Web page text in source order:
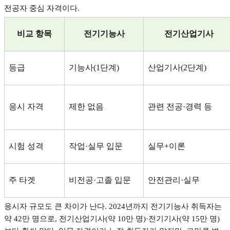
전공자 중심 자격이다.
비교 항목 전기기능사 전기산업기사
등급 기능사(1 단계 ) 산업기사(2단계 )
응시 자격 제한 없음 관련 전공·경력 등
시험 성격 작업·실무 입문 실무+이론
주 타겟 비전공·고졸 입문 안전관리 ·실무
응시자 규모도 큰 차이가 난다. 2024년까지 전기기능사 취득자는
약 42만 명으로, 전기산업기사(약 10만 명)·전기기사(약 15만 명)